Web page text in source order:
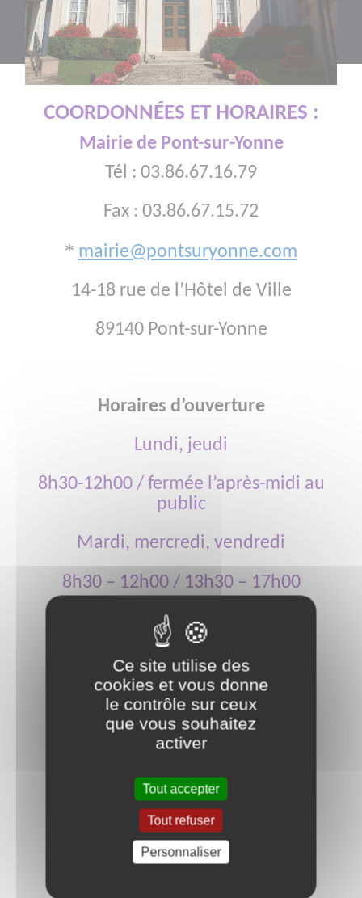
COORDONNÉES ET HORAIRES :
Mairie de Pont-sur-Yonne
Tél : 03.86.67.16.79
Fax : 03.86.67.15.72
* mairie@pontsuryonne.com
14-18 rue de l’Hôtel de Ville
89140 Pont-sur-Yonne
Horaires d’ouverture
Lundi, jeudi
8h30-12h00 / fermée l’après-midi au
public
Mardi, mercredi, vendredi
8h30 – 12h00 / 13h30 – 17h00
Samedi (semaine paire)
9h – 12h
LA MAIRIE VOUS ACCUEILLE :
Pour les services à la population
Rez-de-chaussée en Mairie :
Ce site utilise des
cookies et vous donne
le contrôle sur ceux
que vous souhaitez
activer
Tout accepter
Tout refuser
Personnaliser